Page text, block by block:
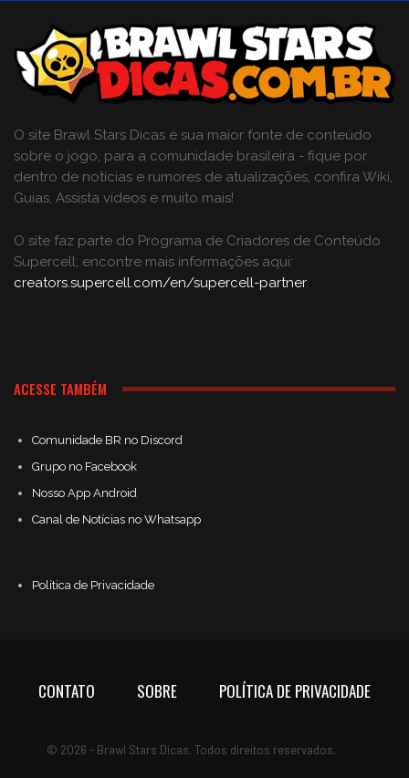
O site Brawl Stars Dicas é sua maior fonte de conteúdo
sobre o jogo, para a comunidade brasileira - fique por
dentro de notícias e rumores de atualizações, confira Wiki,
Guias, Assista vídeos e muito mais!
O site faz parte do Programa de Criadores de Conteúdo
Supercell; encontre mais informações aqui:
creators.supercell.com/en/supercell-partner.
ACESSE TAMBÉM
Comunidade BR no Discord
Grupo no Facebook
Nosso App Android
Canal de Notícias no Whatsapp
Política de Privacidade
CONTATO SOBRE POLÍTICA DE PRIVACIDADE
© 2026 - Brawl Stars Dicas. Todos direitos reservados.